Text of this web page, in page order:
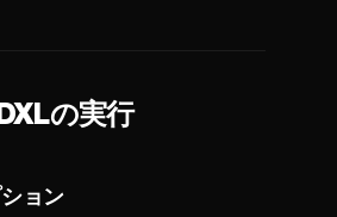
の実行
ョン